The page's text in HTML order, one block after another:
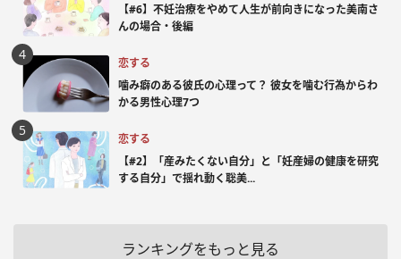
【#6】不妊治療をやめて人生が前向きになった美南さ
んの場合・後編
恋する
噛み癖のある彼氏の心理って？ 彼女を噛む行為からわ
かる男性心理7つ
恋する
【#2】「産みたくない自分」と「妊産婦の健康を研究
する自分」で揺れ動く聡美...
ランキングをもっと見る